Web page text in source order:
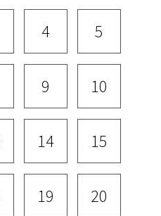
4 5
9 10
14 15
19 20